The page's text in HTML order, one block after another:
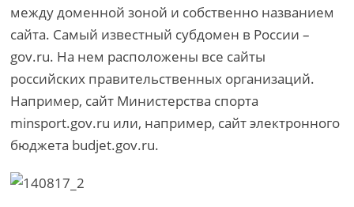
между доменной зоной и собственно названием
сайта. Самый известный субдомен в России –
gov.ru. На нем расположены все сайты
российских правительственных организаций.
Например, сайт Министерства спорта
minsport.gov.ru или, например, сайт электронного
бюджета budjet.gov.ru.